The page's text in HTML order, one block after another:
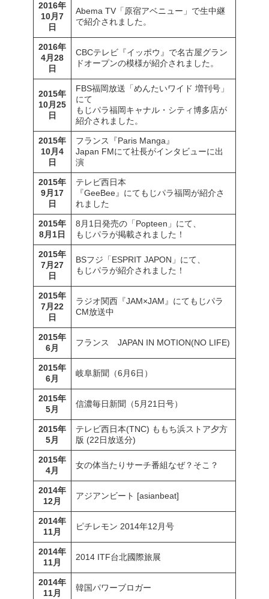
2016年
10月7
日
Abema TV「原宿アベニュー」で生中継
で紹介されました。
2016年
4月28
日
CBCテレビ『イッポウ』で名古屋グラン
ドオープンの模様が紹介されました。
2015年
10月25
日
FBS福岡放送「めんたいワイド 増刊号」
にて
もじパラ福岡キャナル・シティ博多店が
紹介されました。
2015年
10月4
日
フランス『Paris Manga』
Japan FMにて社長がインタビューに出
演
2015年
9月17
日
テレビ西日本
『GeeBee』にてもじパラ福岡が紹介さ
れました
2015年
8月1日
8月1日発売の「Popteen」にて、
もじパラが掲載されました！
2015年
7月27
日
BSフジ「ESPRIT JAPON」にて、
もじパラが紹介されました！
2015年
7月22
日
ラジオ関西『JAM×JAM』にてもじパラ
CM放送中
2015年
6月
フランス JAPAN IN MOTION(NO LIFE)
2015年
6月
岐阜新聞（6月6日）
2015年
5月
信濃毎日新聞（5月21日号）
2015年
5月
テレビ西日本(TNC) ももち浜ストア夕方
版 (22日放送分)
2015年
4月
女の体当たりサーチ番組なぜ？そこ？
2014年
12月
アジアンビート [asianbeat]
2014年
11月
ピチレモン 2014年12月号
2014年
11月
2014 ITF台北國際旅展
2014年
11月
韓国パワーブロガー